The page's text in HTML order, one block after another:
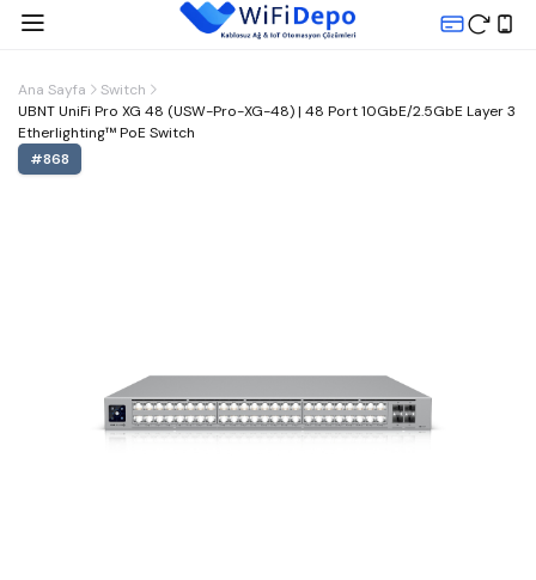
Ana Sayfa
Switch
UBNT UniFi Pro XG 48 (USW-Pro-XG-48) | 48 Port 10GbE/2.5GbE Layer 3
Etherlighting™ PoE Switch
#868